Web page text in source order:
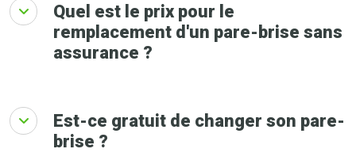
Quel est le prix pour le
remplacement d'un pare-brise sans
assurance ?
Est-ce gratuit de changer son pare-
brise ?